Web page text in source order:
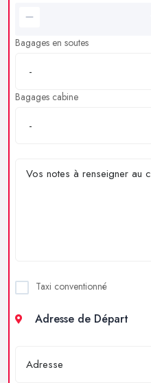
Bagages en soutes
Bagages cabine
Taxi conventionné
Adresse de Départ